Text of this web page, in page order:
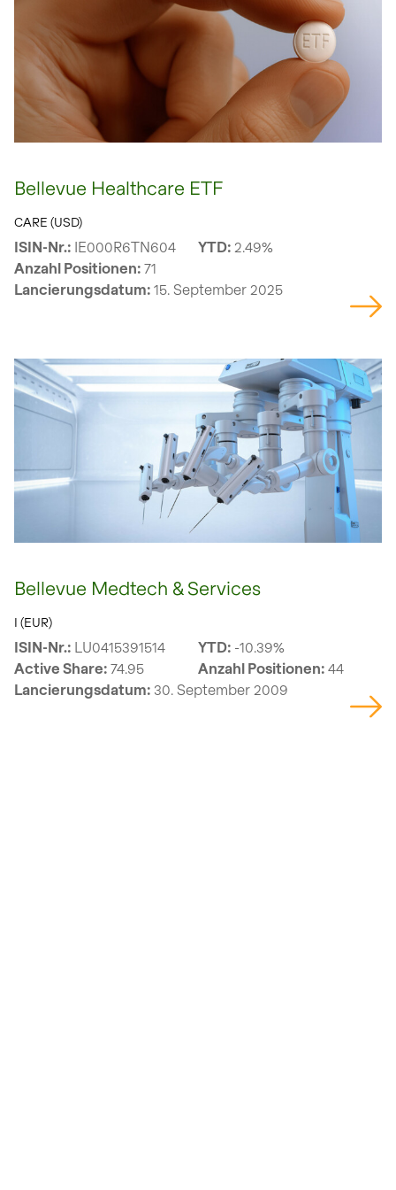
Bellevue Healthcare ETF
CARE (USD)
ISIN-Nr.: IE000R6TN604 YTD: 2.49%
Anzahl Positionen: 71
Lancierungsdatum: 15. September 2025
Bellevue Medtech & Services
I (EUR)
ISIN-Nr.: LU0415391514 YTD: -10.39%
Active Share: 74.95 Anzahl Positionen: 44
Lancierungsdatum: 30. September 2009